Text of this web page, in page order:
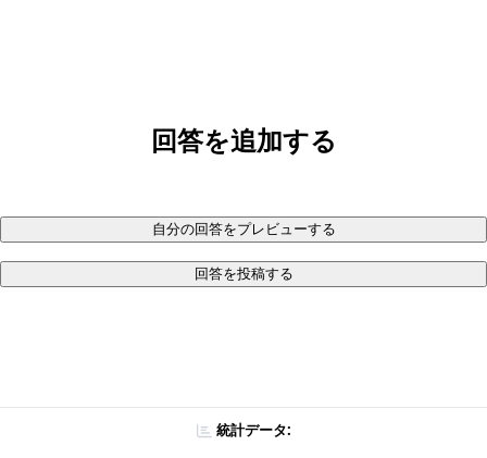
回答を追加する
自分の回答をプレビューする
回答を投稿する
統計データ: